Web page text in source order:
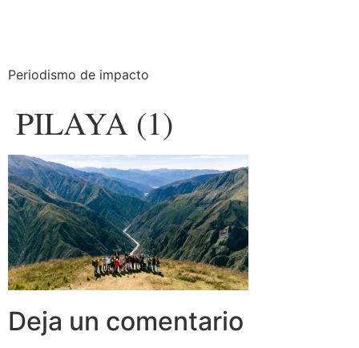
Periodismo de impacto
PILAYA (1)
Deja un comentario